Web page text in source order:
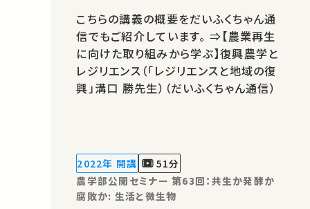
こちらの講義の概要をだいふくちゃん通
信でもご紹介しています。 ⇒【農業再生
に向けた取り組みから学ぶ】復興農学と
レジリエンス（「レジリエンスと地域の復
興」溝口 勝先生）（だいふくちゃん通信）
2022年 開講
51分
農学部公開セミナー 第63回：共生か発酵か
腐敗か: 生活と微生物